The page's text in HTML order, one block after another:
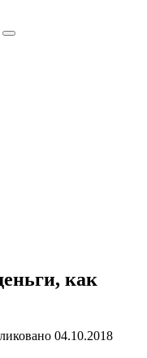
как
04.10.2018